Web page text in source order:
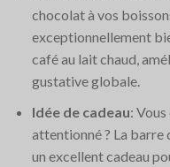
chocolat à vos
exceptionnellement
café au lait chaud,
gustative globale.
Idée de cadeau:
attentionné ? La
un excellent cadeau